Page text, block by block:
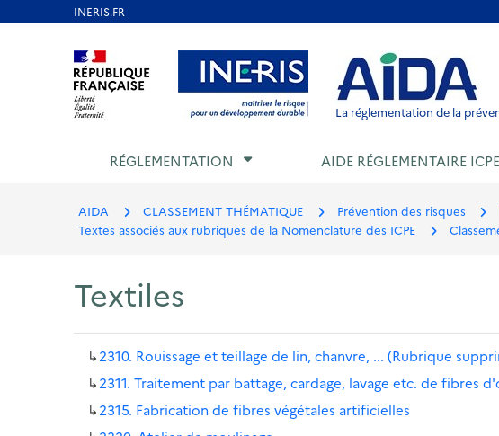
Aller au contenu Aller au menu Aller au pied de page
La réglementation de la
RÉGLEMENTATION AIDE RÉGLEMENTAIRE ICPE
AIDA CLASSEMENT THÉMATIQUE Prévention des risques
Textes associés aux rubriques de la Nomenclature des ICPE
Textiles
↳2310. Rouissage et teillage de lin, chanvre, ... (Rubrique
↳2311. Traitement par battage, cardage, lavage etc. de fibres
↳2315. Fabrication de fibres végétales artificielles